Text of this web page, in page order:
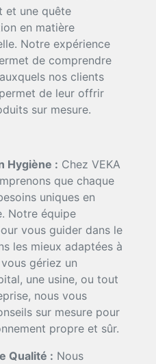
et une quête
en matière
Notre expérience
de comprendre
nos clients
de leur offrir
sur mesure.
Hygiène : Chez VEKA
que chaque
uniques en
Notre équipe
vous guider dans le
les mieux adaptées à
gériez un
une usine, ou tout
nous vous
sur mesure pour
propre et sûr.
Qualité : Nous